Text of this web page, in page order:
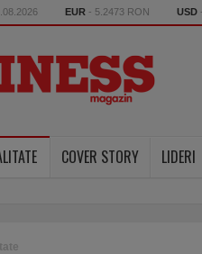
EUR - 5.2473 RON USD
COVER STORY LIDERI